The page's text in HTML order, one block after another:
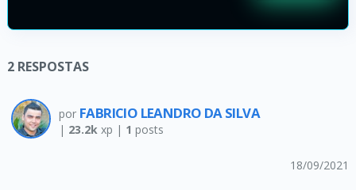
2 RESPOSTAS
por FABRICIO LEANDRO DA SILVA
| 23.2kxp | 1 posts
18/09/2021